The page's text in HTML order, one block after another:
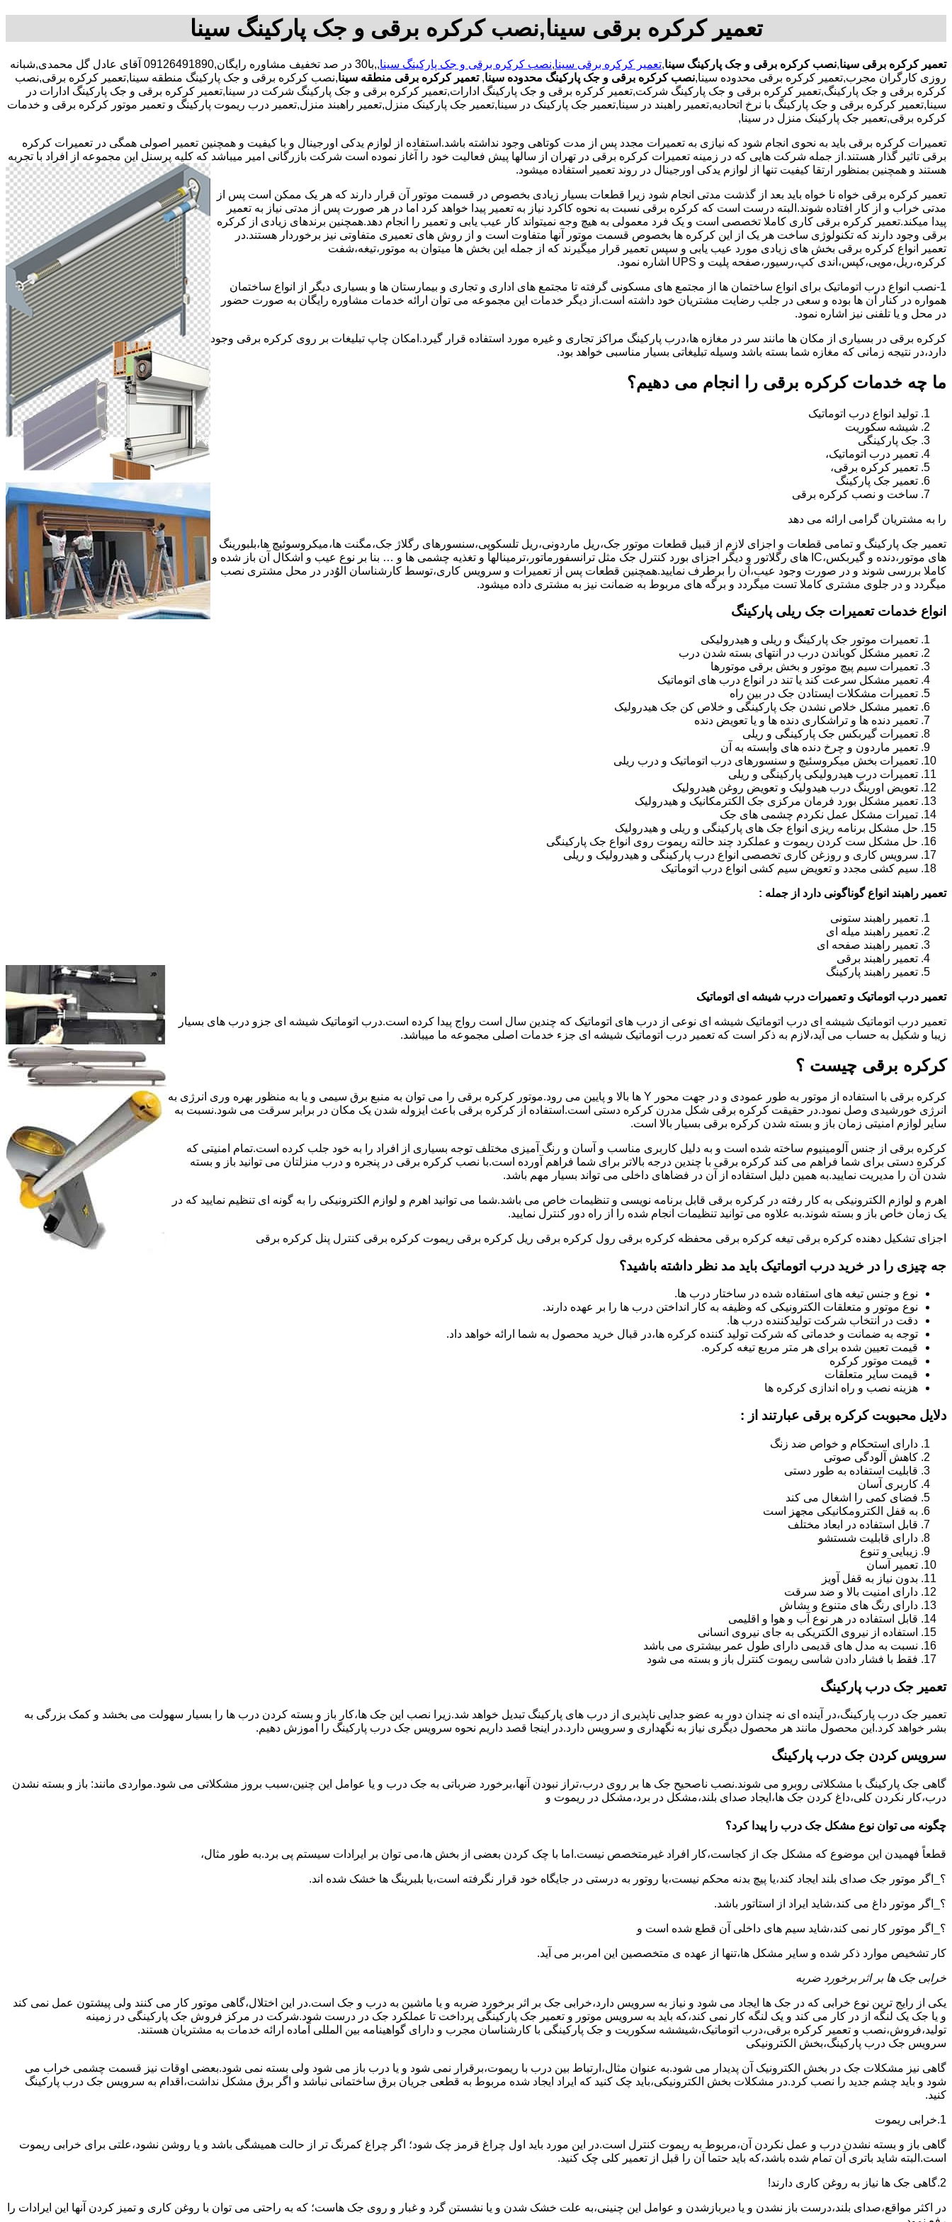
تعمیر کرکره برقی سینا,نصب کرکره برقی و جک پارکینگ سینا
تعمیر کرکره برقی سینا,نصب کرکره برقی و جک پارکینگ سینا,تعمیر کرکره برقی سینا,نصب کرکره برقی و جک پارکینگ سینا
,,با30 در صد تخفیف مشاوره رایگان,09126491890 آقای عادل گل محمدی,شبانه
روزی کارگران مجرب,تعمیر کرکره برقی محدوده سینا,نصب کرکره برقی و جک پارکینگ محدوده سینا, تعمیر کرکره برقی منطقه سینا,نصب کرکره برقی و جک پارکینگ منطقه سینا,تعمیر کرکره برقی,نصب
کرکره برقی و جک پارکینگ,تعمیر کرکره برقی و جک پارکینگ شرکت,تعمیر کرکره برقی و جک پارکینگ ادارات,تعمیر کرکره برقی و جک پارکینگ شرکت در سینا,تعمیر کرکره برقی و جک پارکینگ ادارات در
سینا,تعمیر کرکره برقی و جک پارکینگ با نرخ اتحادیه,تعمیر راهبند در سینا,تعمیر جک پارکینک در سینا,تعمیر جک پارکینک منزل,تعمیر راهبند منزل,تعمیر درب ریموت پارکینگ و تعمیر موتور کرکره برقی و خدمات
کرکره برقی,تعمیر جک پارکینک منزل در سینا,
تعمیرات کرکره برقی باید به نحوی انجام شود که نیازی به تعمیرات مجدد پس از مدت کوتاهی وجود نداشته باشد.استفاده از لوازم یدکی اورجینال و با کیفیت و همچنین تعمیر اصولی همگی در تعمیرات کرکره
برقی تاثیر گذار هستند.از جمله شرکت هایی که در زمینه تعمیرات کرکره برقی در تهران از سالها پیش فعالیت خود را آغاز نموده است شرکت بازرگانی امیر میباشد که کلیه پرسنل این مجموعه از افراد با تجربه
هستند و همچنین بمنظور ارتقا کیفیت تنها از لوازم یدکی اورجینال در روند تعمیر استفاده میشود.
تعمیر کرکره برقی خواه نا خواه باید بعد از گذشت مدتی انجام شود زیرا قطعات بسیار زیادی بخصوص در قسمت موتور آن قرار دارند که هر یک ممکن است پس از
مدتی خراب و از کار افتاده شوند.البته درست است که کرکره برقی نسبت به نحوه کاکرد نیاز به تعمیر پیدا خواهد کرد اما در هر صورت پس از مدتی نیاز به تعمیر
پیدا میکند.تعمیر کرکره برقی کاری کاملا تخصصی است و یک فرد معمولی به هیچ وجه نمیتواند کار عیب یابی و تعمیر را انجام دهد.همچنین برندهای زیادی از کرکره
برقی وجود دارند که تکنولوژی ساخت هر یک از این کرکره ها بخصوص قسمت موتور آنها متفاوت است و از روش های تعمیری متفاوتی نیز برخوردار هستند.در
تعمیر انواع کرکره برقی بخش های زیادی مورد عیب یابی و سپس تعمیر قرار میگیرند که از جمله این بخش ها میتوان به موتور،تیغه،شفت
کرکره،ریل،مویی،کپس،اندی کپ،رسیور،صفحه پلیت و UPS اشاره نمود.
1-نصب انواع درب اتوماتیک برای انواع ساختمان ها از مجتمع های مسکونی گرفته تا مجتمع های اداری و تجاری و بیمارستان ها و بسیاری دیگر از انواع ساختمان
همواره در کنار آن ها بوده و سعی در جلب رضایت مشتریان خود داشته است.از دیگر خدمات این مجموعه می توان ارائه خدمات مشاوره رایگان به صورت حضور
در محل و یا تلفنی نیز اشاره نمود.
کرکره برقی در بسیاری از مکان ها مانند سر در مغازه ها،درب پارکینگ مراکز تجاری و غیره مورد استفاده قرار گیرد.امکان چاپ تبلیغات بر روی کرکره برقی وجود
دارد،در نتیجه زمانی که مغازه شما بسته باشد وسیله تبلیغاتی بسیار مناسبی خواهد بود.
ما چه خدمات کرکره برقی را انجام می دهیم؟
تولید انواع درب اتوماتیک
شیشه سکوریت
جک پارکینگی
تعمیر درب اتوماتیک،
تعمیر کرکره برقی،
تعمیر جک پارکینگ
ساخت و نصب کرکره برقی
را به مشتریان گرامی ارائه می دهد
تعمیر جک پارکینگ و تمامی قطعات و اجزای لازم از قبیل قطعات موتور جک،ریل ماردونی،ریل تلسکوپی،سنسورهای رگلاژ جک،مگنت ها،میکروسوئیچ ها،بلبورینگ
های موتور،دنده و گیربکس،IC های رگلاتور و دیگر اجزای بورد کنترل جک مثل ترانسفورماتور،ترمینالها و تغذیه چشمی ها و … بنا بر نوع عیب و اشکال آن باز شده و
کاملا بررسی شوند و در صورت وجود عیب،آن را برطرف نمایید.همچنین قطعات پس از تعمیرات و سرویس کاری،توسط کارشناسان الوُدر در محل مشتری نصب
میگردد و در جلوی مشتری کاملا تست میگردد و برگه های مربوط به ضمانت نیز به مشتری داده میشود.
انواع خدمات تعمیرات جک ریلی پارکینگ
تعمیرات موتور جک پارکینگ و ریلی و هیدرولیکی
تعمیر مشکل کوباندن درب در انتهای بسته شدن درب
تعمیرات سیم پیچ موتور و بخش برقی موتورها
تعمیر مشکل سرعت کند یا تند در انواع درب های اتوماتیک
تعمیرات مشکلات ایستادن جک در بین راه
تعمیر مشکل خلاص نشدن جک پارکینگی و خلاص کن جک هیدرولیک
تعمیر دنده ها و تراشکاری دنده ها و یا تعویض دنده
تعمیرات گیربکس جک پارکینگی و ریلی
تعمیر ماردون و چرخ دنده های وابسته به آن
تعمیرات بخش میکروسئیچ و سنسورهای درب اتوماتیک و درب ریلی
تعمیرات درب هیدرولیکی پارکینگی و ریلی
تعویض اورینگ درب هیدولیک و تعویض روغن هیدرولیک
تعمیر مشکل بورد فرمان مرکزی جک الکترمکانیک و هیدرولیک
تمیرات مشکل عمل نکردم چشمی های جک
حل مشکل برنامه ریزی انواع جک های پارکینگی و ریلی و هیدرولیک
حل مشکل ست کردن ریموت و عملکرد چند حالته ریموت روی انواع جک پارکینگی
سرویس کاری و روزغن کاری تخصصی انواع درب پارکینگی و هیدرولیک و ریلی
سیم کشی مجدد و تعویض سیم کشی انواع درب اتوماتیک
تعمیر راهبند انواع گوناگونی دارد از جمله :
تعمیر راهبند ستونی
تعمیر راهبند میله ای
تعمیر راهبند صفحه ای
تعمیر راهبند برقی
تعمیر راهبند پارکینگ
تعمیر درب اتوماتیک و تعمیرات درب شیشه ای اتوماتیک
تعمیر درب اتوماتیک شیشه ای درب اتوماتیک شیشه ای نوعی از درب های اتوماتیک که چندین سال است رواج پیدا کرده است.درب اتوماتیک شیشه ای جزو درب های بسیار
زیبا و شکیل به حساب می آید،لازم به ذکر است که تعمیر درب اتوماتیک شیشه ای جزء خدمات اصلی مجموعه ما میباشد.
کرکره برقی چیست ؟
کرکره برقی با استفاده از موتور به طور عمودی و در جهت محور Y ها بالا و پایین می رود.موتور کرکره برقی را می توان به منبع برق سیمی و یا به منظور بهره وری انرژی به
انرژی خورشیدی وصل نمود.در حقیقت کرکره برقی شکل مدرن کرکره دستی است.استفاده از کرکره برقی باعث ایزوله شدن یک مکان در برابر سرقت می شود.نسبت به
سایر لوازم امنیتی زمان باز و بسته شدن کرکره برقی بسیار بالا است.
کرکره برقی از جنس آلومینیوم ساخته شده است و به دلیل کاربری مناسب و آسان و رنگ آمیزی مختلف توجه بسیاری از افراد را به خود جلب کرده است.تمام امنیتی که
کرکره دستی برای شما فراهم می کند کرکره برقی با چندین درجه بالاتر برای شما فراهم آورده است.با نصب کرکره برقی در پنجره و درب منزلتان می توانید باز و بسته
شدن آن را مدیریت نمایید.به همین دلیل استفاده از آن در فضاهای داخلی می تواند بسیار مهم باشد.
اهرم و لوازم الکترونیکی به کار رفته در کرکره برقی قابل برنامه نویسی و تنظیمات خاص می باشد.شما می توانید اهرم و لوازم الکترونیکی را به گونه ای تنظیم نمایید که در
یک زمان خاص باز و بسته شوند.به علاوه می توانید تنظیمات انجام شده را از راه دور کنترل نمایید.
اجزای تشکیل دهنده کرکره برقی تیغه کرکره برقی محفظه کرکره برقی رول کرکره برقی ریل کرکره برقی ریموت کرکره برقی کنترل پنل کرکره برقی
جه چیزی را در خرید درب اتوماتیک باید مد نظر داشته باشید؟
نوع و جنس تیغه های استفاده شده در ساختار درب ها.
نوع موتور و متعلقات الکترونیکی که وظیفه به کار انداختن درب ها را بر عهده دارند.
دقت در انتخاب شرکت تولیدکننده درب ها.
توجه به ضمانت و خدماتی که شرکت تولید کننده کرکره ها،در قبال خرید محصول به شما ارائه خواهد داد.
قیمت تعیین شده برای هر متر مربع تیغه کرکره.
قیمت موتور کرکره
قیمت سایر متعلقات
هزینه نصب و راه اندازی کرکره ها
دلایل محبوبت کرکره برقی عبارتند از :
دارای استحکام و خواص ضد زنگ
کاهش آلودگی صوتی
قابلیت استفاده به طور دستی
کاربری آسان
فضای کمی را اشغال می کند
به قفل الکترومکانیکی مجهز است
قابل استفاده در ابعاد مختلف
دارای قابلیت شستشو
زیبایی و تنوع
تعمیر آسان
بدون نیاز به قفل آویز
دارای امنیت بالا و ضد سرقت
دارای رنگ های متنوع و بشاش
قابل استفاده در هر نوع آب و هوا و اقلیمی
استفاده از نیروی الکتریکی به جای نیروی انسانی
نسبت به مدل های قدیمی دارای طول عمر بیشتری می باشد
فقط با فشار دادن شاسی ریموت کنترل باز و بسته می شود
تعمیر جک درب پارکینگ
تعمیر جک درب پارکینگ،در آینده ای نه چندان دور به عضو جدایی ناپذیری از درب های پارکینگ تبدیل خواهد شد.زیرا نصب این جک ها،کار باز و بسته کردن درب ها را بسیار سهولت می بخشد و کمک بزرگی به
بشر خواهد کرد.این محصول مانند هر محصول دیگری نیاز به نگهداری و سرویس دارد.در اینجا قصد داریم نحوه سرویس جک درب پارکینگ را آموزش دهیم.
سرویس کردن جک درب پارکینگ
گاهی جک پارکینگ با مشکلاتی روبرو می شوند.نصب ناصحیح جک ها بر روی درب،تراز نبودن آنها،برخورد ضرباتی به جک درب و یا عوامل این چنین،سبب بروز مشکلاتی می شود.مواردی مانند: باز و بسته نشدن
درب،کار نکردن کلی،داغ کردن جک ها،ایجاد صدای بلند،مشکل در برد،مشکل در ریموت و
چگونه می توان نوع مشکل جک درب را پیدا کرد؟
قطعاً فهمیدن این موضوع که مشکل جک از کجاست،کار افراد غیرمتخصص نیست.اما با چک کردن بعضی از بخش ها،می توان بر ایرادات سیستم پی برد.به طور مثال،
؟_اگر موتور جک صدای بلند ایجاد کند،یا پیچ بدنه محکم نیست،یا روتور به درستی در جایگاه خود قرار نگرفته است،یا بلبرینگ ها خشک شده اند.
؟_اگر موتور داغ می کند،شاید ایراد از استاتور باشد.
؟_اگر موتور کار نمی کند،شاید سیم های داخلی آن قطع شده است و
کار تشخیص موارد ذکر شده و سایر مشکل ها،تنها از عهده ی متخصصین این امر،بر می آید.
خرابی جک ها بر اثر برخورد ضربه
یکی از رایج ترین نوع خرابی که در جک ها ایجاد می شود و نیاز به سرویس دارد،خرابی جک بر اثر برخورد ضربه و یا ماشین به درب و جک است.در این اختلال،گاهی موتور کار می کنند ولی پیشتون عمل نمی کند
و یا جک یک لنگه از در کار می کند و یک لنگه کار نمی کند،که باید به سرویس موتور و تعمیر جک پارکینگی پرداخت تا عملکرد جک در درست شود.شرکت در مرکز فروش جک پارکینگی در زمینه
تولید،فروش،نصب و تعمیر کرکره برقی،درب اتوماتیک،شیششه سکوریت و جک پارکینگی با کارشناسان مجرب و دارای گواهینامه بین المللی آماده ارائه خدمات به مشتریان هستند.
سرویس جک درب پارکینگ،بخش الکترونیکی
گاهی نیز مشکلات جک در بخش الکترونیک آن پدیدار می شود.به عنوان مثال،ارتباط بین درب با ریموت،برقرار نمی شود و یا درب باز می شود ولی بسته نمی شود.بعضی اوقات نیز قسمت چشمی خراب می
شود و باید چشم جدید را نصب کرد.در مشکلات بخش الکترونیکی،باید چک کنید که ایراد ایجاد شده مربوط به قطعی جریان برق ساختمانی نباشد و اگر برق مشکل نداشت،اقدام به سرویس جک درب پارکینگ
کنید.
1.خرابی ریموت
گاهی باز و بسته نشدن درب و عمل نکردن آن،مربوط به ریموت کنترل است.در این مورد باید اول چراغ قرمز چک شود؛ اگر چراغ کمرنگ تر از حالت همیشگی باشد و یا روشن نشود،علتی برای خرابی ریموت
است.البته شاید باتری آن تمام شده باشد،که باید حتما آن را قبل از تعمیر کلی چک کنید.
2.گاهی جک ها نیاز به روغن کاری دارند!
در اکثر مواقع،صدای بلند،درست باز نشدن و یا دیربازشدن و عوامل این چنینی،به علت خشک شدن و یا نشستن گرد و غبار و روی جک هاست؛ که به راحتی می توان با روغن کاری و تمیز کردن آنها این ایرادات را